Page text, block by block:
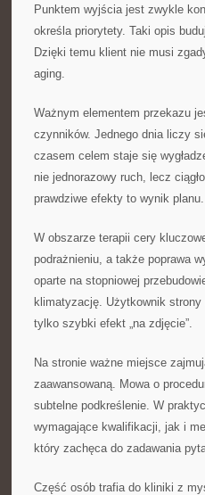
Punktem wyjścia jest zwykle
określa priorytety. Taki opis
Dzięki temu klient nie musi
aging.
Ważnym elementem przekazu
czynników. Jednego dnia liczy
czasem celem staje się
nie jednorazowy ruch, lecz
prawdziwe efekty to wynik planu.
W obszarze terapii cery
podrażnieniu, a także poprawa
oparte na stopniowej
klimatyzację. Użytkownik
tylko szybki efekt „na zdjęcie”.
Na stronie ważne miejsce
zaawansowaną. Mowa o
subtelne podkreślenie. W
wymagające kwalifikacji, jak i
który zachęca do zadawania
Część osób trafia do kliniki z